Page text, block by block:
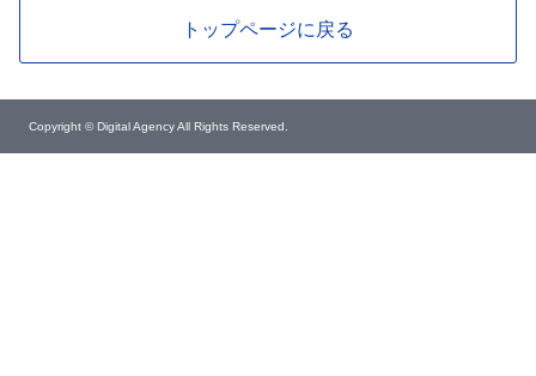
トップページに戻る
Copyright © Digital Agency All Rights Reserved.